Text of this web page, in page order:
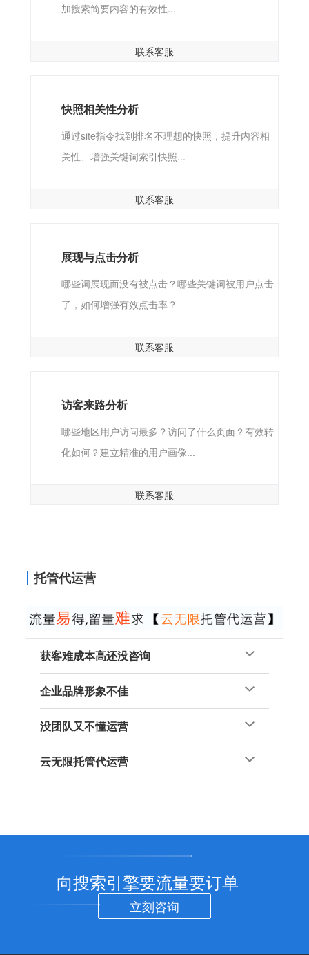
加搜索简要内容的有效性...
联系客服
快照相关性分析
通过site指令找到排名不理想的快照，提升内容相
关性、增强关键词索引快照...
联系客服
展现与点击分析
哪些词展现而没有被点击？哪些关键词被用户点击
了，如何增强有效点击率？
联系客服
访客来路分析
哪些地区用户访问最多？访问了什么页面？有效转
化如何？建立精准的用户画像...
联系客服
托管代运营
获客难成本高还没咨询
企业品牌形象不佳
没团队又不懂运营
云无限托管代运营
向搜索引擎要流量要订单
立刻咨询